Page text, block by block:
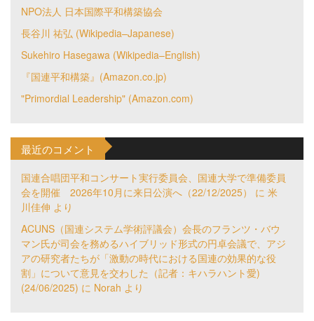
NPO法人 日本国際平和構築協会
長谷川 祐弘 (Wikipedia–Japanese)
Sukehiro Hasegawa (Wikipedia–English)
『国連平和構築』(Amazon.co.jp)
"Primordial Leadership" (Amazon.com)
最近のコメント
国連合唱団平和コンサート実行委員会、国連大学で準備委員
会を開催 2026年10月に来日公演へ（22/12/2025）
に 米
川佳伸 より
ACUNS（国連システム学術評議会）会長のフランツ・バウ
マン氏が司会を務めるハイブリッド形式の円卓会議で、アジ
アの研究者たちが「激動の時代における国連の効果的な役
割」について意見を交わした（記者：キハラハント愛)
(24/06/2025) に Norah より